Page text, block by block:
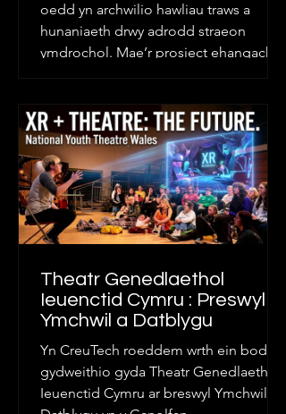
oedd yn archwilio hawliau traws a
hunaniaeth drwy adrodd straeon
ymdrochol. Mae’r prosiect ehangach
un elfen bwerus o’r darn, y syniad o
ddiod anweledigrwydd fel trosiad am
“basio”. Daeth y cysyniad yma yn
ganolog i’r arbrawf ymdrochol, gan
dynnu sylw at y posibiliadau a’r p
Theatr Genedlaethol
Ieuenctid Cymru : Preswyl
Ymchwil a Datblygu
Yn CreuTech roeddem wrth ein bodd i
gydweithio gyda Theatr Genedlaethol
Ieuenctid Cymru ar breswyl Ymchwil a